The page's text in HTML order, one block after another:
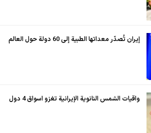
إيران تُصدّر معداتها الطبية إلى 60 دولة حول العالم
واقيات الشمس النانوية الإيرانية تغزو اسواق 4 دول